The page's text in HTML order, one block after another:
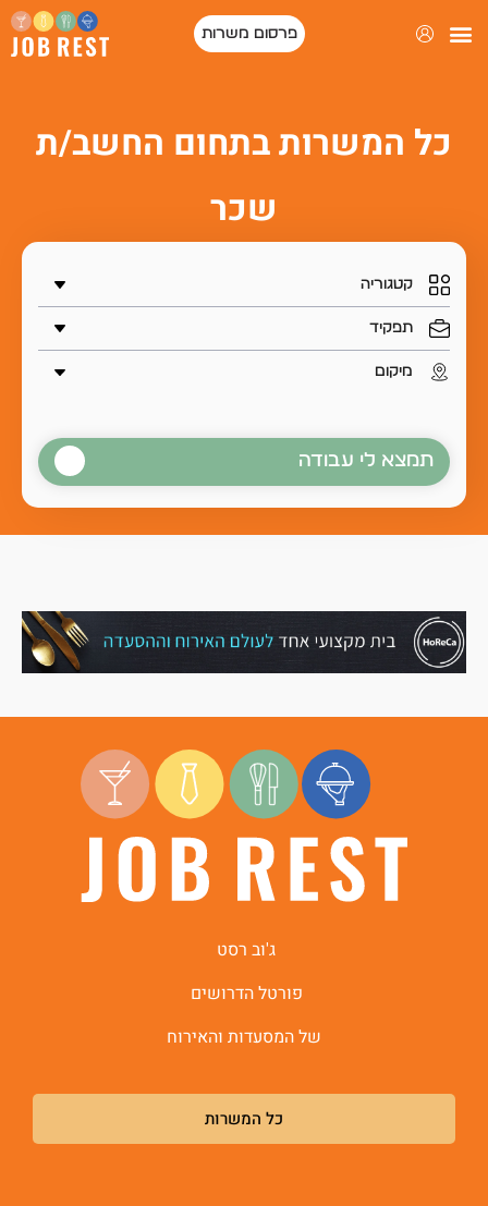
פרסום משרות
כל המשרות בתחום החשב/ת
שכר
תמצא לי עבודה
ג'וב רסט
פורטל הדרושים
של המסעדות והאירוח
כל המשרות